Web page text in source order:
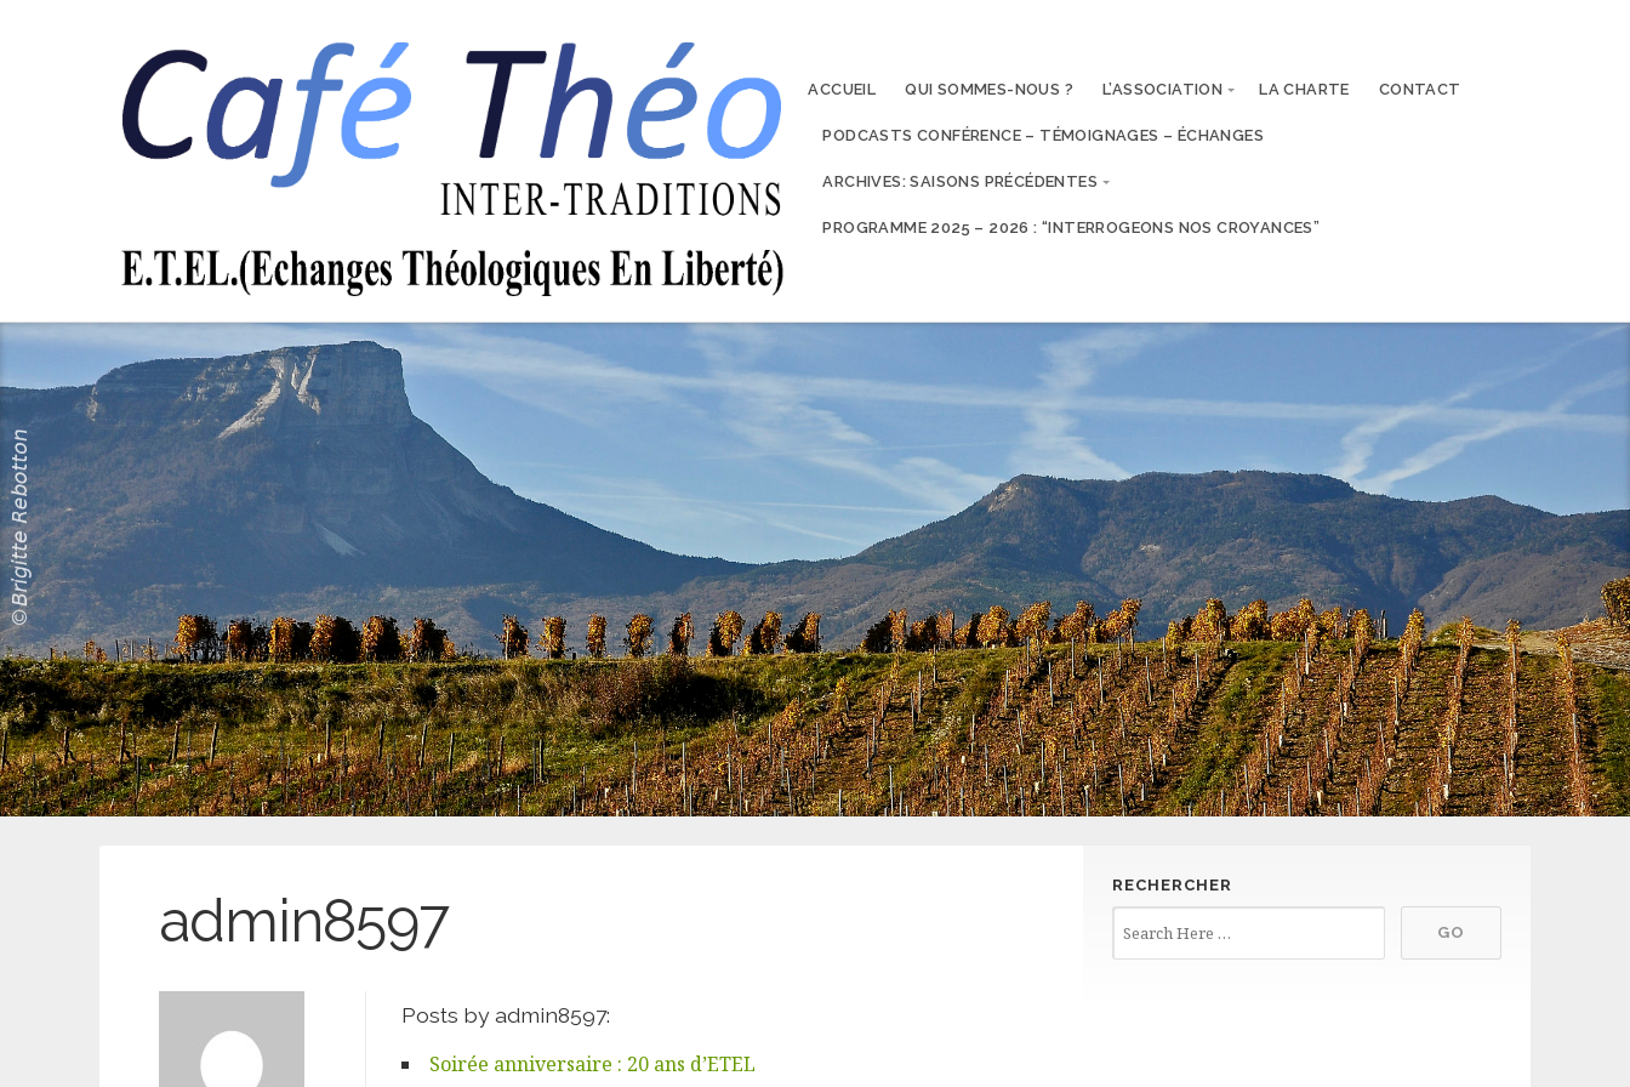
ACCUEIL QUI SOMMES-NOUS ? L’ASSOCIATION LA CHARTE CONTACT
PODCASTS CONFÉRENCE – TÉMOIGNAGES – ÉCHANGES
ARCHIVES: SAISONS PRÉCÉDENTES
PROGRAMME 2025 – 2026 : “INTERROGEONS NOS CROYANCES”
admin8597
Posts by admin8597:
Soirée anniversaire : 20 ans d’ETEL
RECHERCHER